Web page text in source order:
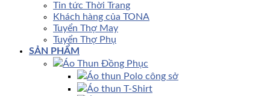
Tin tức Thời Trang
Khách hàng của TONA
Tuyển Thợ May
Tuyển Thợ Phụ
SẢN PHẨM
Áo Thun Đồng Phục
Áo thun Polo công sở
Áo thun T-Shirt